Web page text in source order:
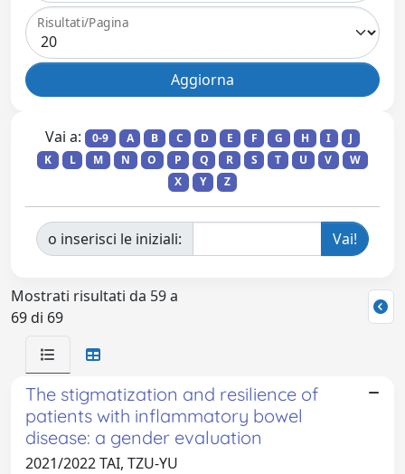
Risultati/Pagina
Vai a: 0-9 A B C D E F G H I
J
K
L M N O P Q R S T U V
W
X
Y Z
o inserisci le iniziali:
Mostrati risultati da 59 a
69 di 69
The stigmatization and resilience of
patients with inflammatory bowel
disease: a gender evaluation
2021/2022 TAI, TZU-YU